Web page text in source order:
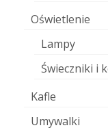
Oświetlenie
Lampy
Świeczniki i
Kafle
Umywalki